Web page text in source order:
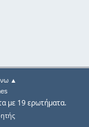
▲
με 19 ερωτήματα.